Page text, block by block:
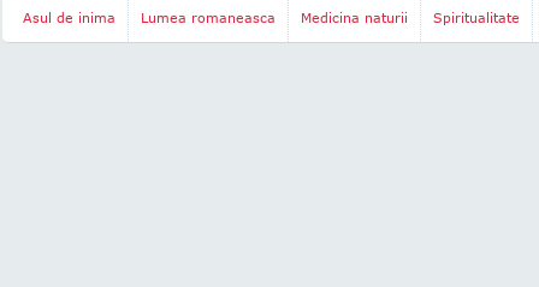
Asul de inima Lumea romaneasca Medicina naturii Spiritualitate